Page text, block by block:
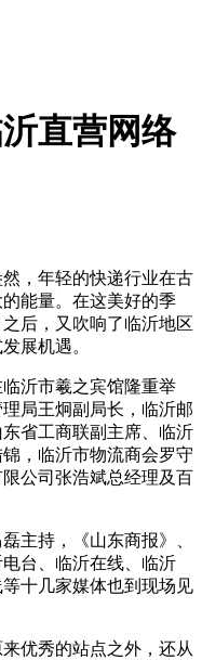
直营网络
，年轻的快递行业在古
能量。在这美好的季
后，又吹响了临沂地区
展机遇。
沂市羲之宾馆隆重举
局王炯副局长，临沂邮
省工商联副主席、临沂
，临沂市物流商会罗守
公司张浩斌总经理及百
主持，《山东商报》、
台、临沂在线、临沂
十几家媒体也到现场见
优秀的站点之外，还从